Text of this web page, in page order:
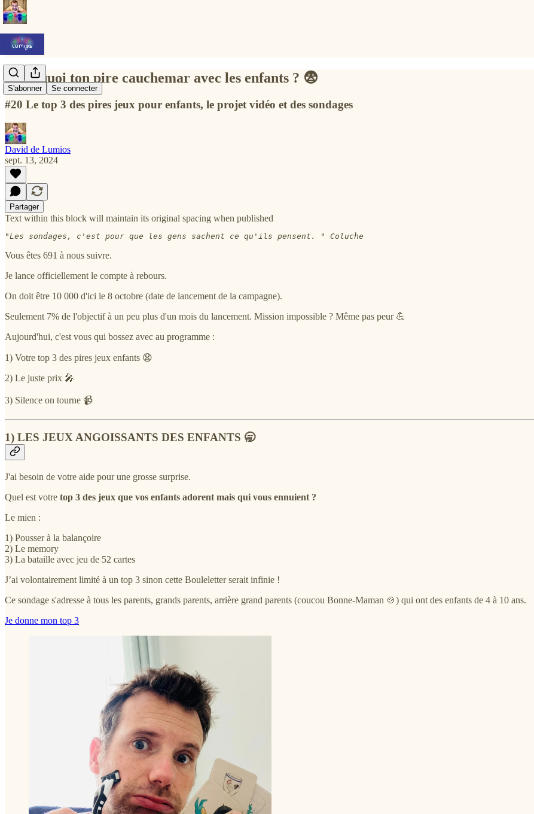
S'abonner Se connecter
C'est quoi ton pire cauchemar avec les enfants ? 😨
#20 Le top 3 des pires jeux pour enfants, le projet vidéo et des sondages
David de Lumios
sept. 13, 2024
Partager
Text within this block will maintain its original spacing when published
"Les sondages, c'est pour que les gens sachent ce qu'ils pensent. " Coluche
Vous êtes 691 à nous suivre.
Je lance officiellement le compte à rebours.
On doit être 10 000 d'ici le 8 octobre (date de lancement de la campagne).
Seulement 7% de l'objectif à un peu plus d'un mois du lancement. Mission impossible ? Même pas peur 💪
Aujourd'hui, c'est vous qui bossez avec au programme :
1) Votre top 3 des pires jeux enfants 😧
2) Le juste prix 🎤
3) Silence on tourne 📹
1) LES JEUX ANGOISSANTS DES ENFANTS 🥱
J'ai besoin de votre aide pour une grosse surprise.
Quel est votre top 3 des jeux que vos enfants adorent mais qui vous ennuient ?
Le mien :
1) Pousser à la balançoire
2) Le memory
3) La bataille avec jeu de 52 cartes
J’ai volontairement limité à un top 3 sinon cette Bouleletter serait infinie !
Ce sondage s'adresse à tous les parents, grands parents, arrière grand parents (coucou Bonne-Maman 🍲) qui ont des enfants de 4 à 10 ans.
Je donne mon top 3